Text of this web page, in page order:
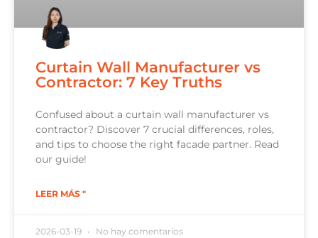
Curtain Wall Manufacturer vs
Contractor: 7 Key Truths
Confused about a curtain wall manufacturer vs
contractor? Discover 7 crucial differences, roles,
and tips to choose the right facade partner. Read
our guide!
LEER MÁS "
2026-03-19 No hay comentarios